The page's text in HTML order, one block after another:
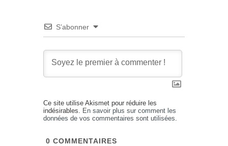
S’abonner
Ce site utilise Akismet pour réduire les
indésirables. En savoir plus sur comment les
données de vos commentaires sont utilisées.
0 COMMENTAIRES